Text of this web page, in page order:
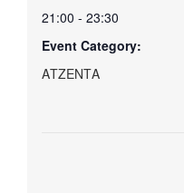
21:00 - 23:30
Event Category:
ΑΤΖΕΝΤΑ